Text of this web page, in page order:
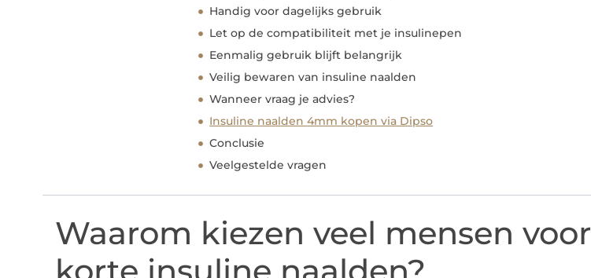
Handig voor dagelijks gebruik
Let op de compatibiliteit met je insulinepen
Eenmalig gebruik blijft belangrijk
Veilig bewaren van insuline naalden
Wanneer vraag je advies?
Insuline naalden 4mm kopen via Dipso
Conclusie
Veelgestelde vragen
Waarom kiezen veel mensen voor